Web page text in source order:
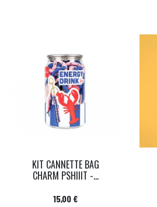
KIT CANNETTE BAG
CHARM PSHIIIT -...
Prix
15,00 €